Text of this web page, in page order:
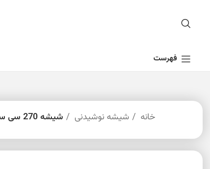
فهرست
خانه شیشه نوشیدنی شیشه 270 سی سی اوروم آدا